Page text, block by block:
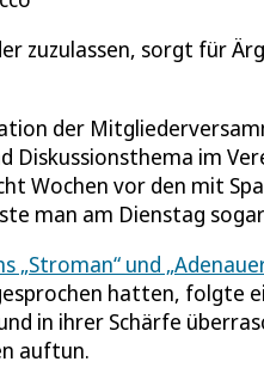
zuzulassen, sorgt für
der
Diskussionsthema im
Wochen vor den mit
man am Dienstag
„Stroman“ und
hatten, folgte
in ihrer Schärfe
auftun.